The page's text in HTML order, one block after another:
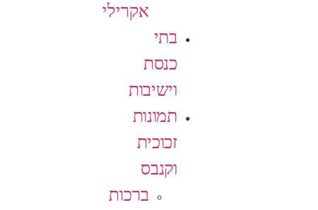
אקרילי
בתי
כנסת
וישיבות
תמונות
זכוכית
וקנבס
ברכות